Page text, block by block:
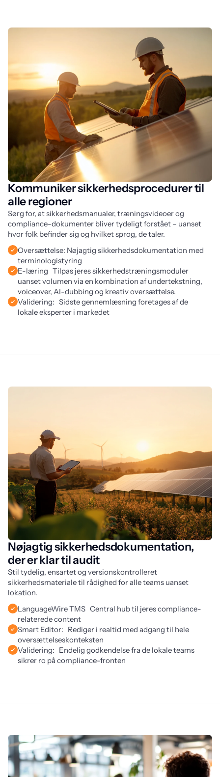
Kommuniker sikkerhedsprocedurer til
alle regioner
Sørg for, at sikkerhedsmanualer, træningsvideoer og
compliance-dokumenter bliver tydeligt forstået – uanset
hvor folk befinder sig og hvilket sprog, de taler.
Oversættelse: Nøjagtig sikkerhedsdokumentation med
terminologistyring
E-læring Tilpas jeres sikkerhedstræningsmoduler
uanset volumen via en kombination af undertekstning,
voiceover, AI-dubbing og kreativ oversættelse.
Validering: Sidste gennemlæsning foretages af de
lokale eksperter i markedet
Nøjagtig sikkerhedsdokumentation,
der er klar til audit
Stil tydelig, ensartet og versionskontrolleret
sikkerhedsmateriale til rådighed for alle teams uanset
lokation.
LanguageWire TMS Central hub til jeres compliance-
relaterede content
Smart Editor: Rediger i realtid med adgang til hele
oversættelseskonteksten
Validering: Endelig godkendelse fra de lokale teams
sikrer ro på compliance-fronten